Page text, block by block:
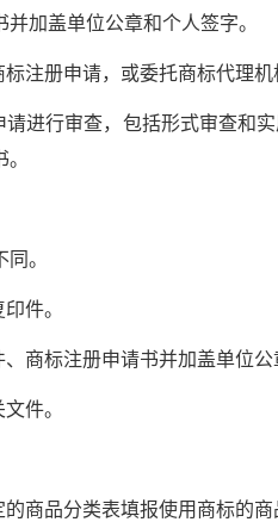
加盖单位公章和个人签字。
册申请，或委托商标代理机
行审查，包括形式审查和实
。
件。
标注册申请书并加盖单位公
件。
品分类表填报使用商标的商